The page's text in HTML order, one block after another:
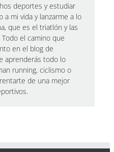
deportes y estudiar
a mi vida y lanzarme a lo
que es el triatlón y las
el camino que
en el blog de
aprenderás todo lo
running, ciclismo o
de una mejor